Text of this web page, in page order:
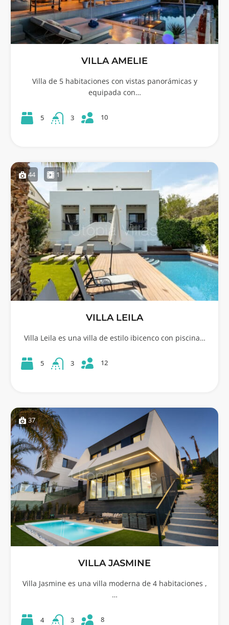
VILLA AMELIE
Villa de 5 habitaciones con vistas panorámicas y
equipada con…
5 3 10
44 1
VILLA LEILA
Villa Leila es una villa de estilo ibicenco con piscina…
5 3 12
37
VILLA JASMINE
Villa Jasmine es una villa moderna de 4 habitaciones ,
…
4 3 8